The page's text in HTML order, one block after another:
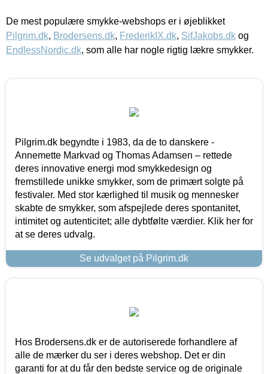
De mest populære smykke-webshops er i øjeblikket
Pilgrim.dk, Brodersens.dk, FrederikIX.dk, SifJakobs.dk og
EndlessNordic.dk, som alle har nogle rigtig lækre smykker.
Pilgrim.dk begyndte i 1983, da de to danskere -
Annemette Markvad og Thomas Adamsen – rettede
deres innovative energi mod smykkedesign og
fremstillede unikke smykker, som de primært solgte på
festivaler. Med stor kærlighed til musik og mennesker
skabte de smykker, som afspejlede deres spontanitet,
intimitet og autenticitet; alle dybtfølte værdier. Klik her for
at se deres udvalg.
Se udvalget på Pilgrim.dk
Hos Brodersens.dk er de autoriserede forhandlere af
alle de mærker du ser i deres webshop. Det er din
garanti for at du får den bedste service og de originale